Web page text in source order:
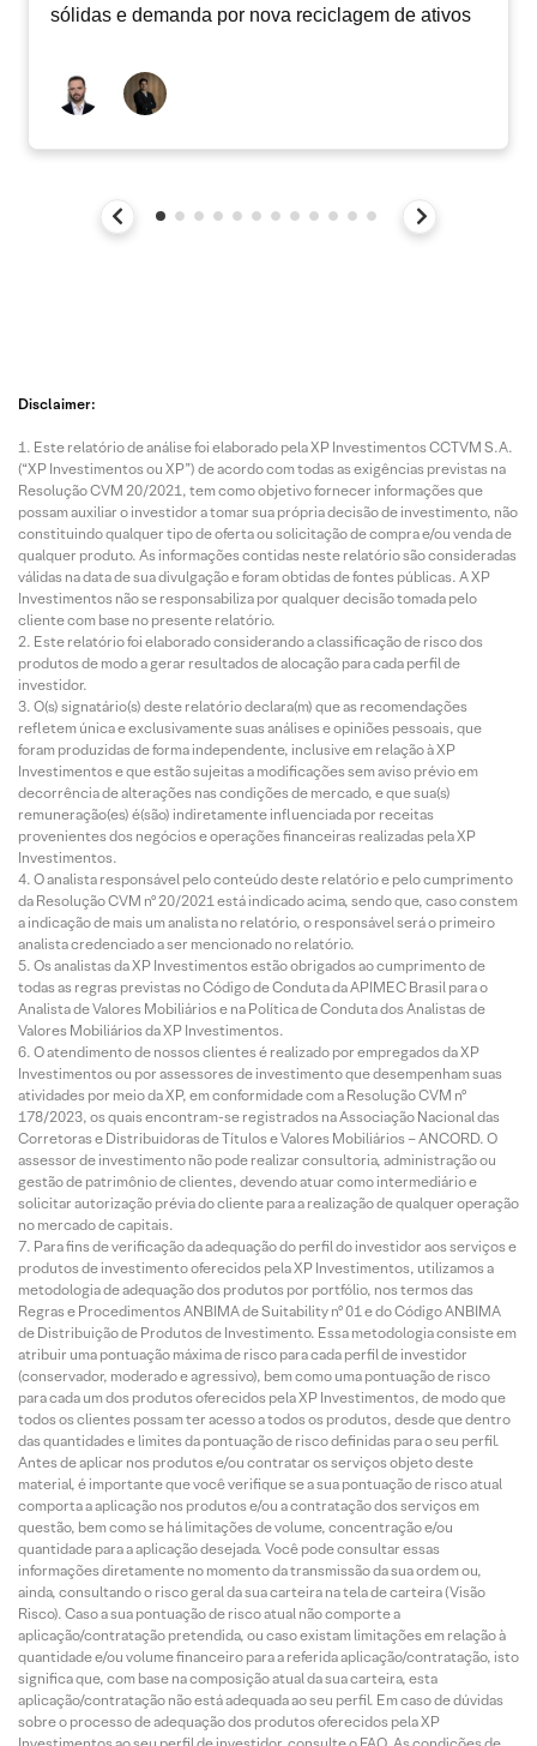
sólidas e demanda por nova reciclagem de ativos
Disclaimer:
Este relatório de análise foi elaborado pela XP Investimentos CCTVM S.A.
(“XP Investimentos ou XP”) de acordo com todas as exigências previstas na
Resolução CVM 20/2021, tem como objetivo fornecer informações que
possam auxiliar o investidor a tomar sua própria decisão de investimento, não
constituindo qualquer tipo de oferta ou solicitação de compra e/ou venda de
qualquer produto. As informações contidas neste relatório são consideradas
válidas na data de sua divulgação e foram obtidas de fontes públicas. A XP
Investimentos não se responsabiliza por qualquer decisão tomada pelo
cliente com base no presente relatório.
Este relatório foi elaborado considerando a classificação de risco dos
produtos de modo a gerar resultados de alocação para cada perfil de
investidor.
O(s) signatário(s) deste relatório declara(m) que as recomendações
refletem única e exclusivamente suas análises e opiniões pessoais, que
foram produzidas de forma independente, inclusive em relação à XP
Investimentos e que estão sujeitas a modificações sem aviso prévio em
decorrência de alterações nas condições de mercado, e que sua(s)
remuneração(es) é(são) indiretamente influenciada por receitas
provenientes dos negócios e operações financeiras realizadas pela XP
Investimentos.
O analista responsável pelo conteúdo deste relatório e pelo cumprimento
da Resolução CVM nº 20/2021 está indicado acima, sendo que, caso constem
a indicação de mais um analista no relatório, o responsável será o primeiro
analista credenciado a ser mencionado no relatório.
Os analistas da XP Investimentos estão obrigados ao cumprimento de
todas as regras previstas no Código de Conduta da APIMEC Brasil para o
Analista de Valores Mobiliários e na Política de Conduta dos Analistas de
Valores Mobiliários da XP Investimentos.
O atendimento de nossos clientes é realizado por empregados da XP
Investimentos ou por assessores de investimento que desempenham suas
atividades por meio da XP, em conformidade com a Resolução CVM nº
178/2023, os quais encontram-se registrados na Associação Nacional das
Corretoras e Distribuidoras de Títulos e Valores Mobiliários – ANCORD. O
assessor de investimento não pode realizar consultoria, administração ou
gestão de patrimônio de clientes, devendo atuar como intermediário e
solicitar autorização prévia do cliente para a realização de qualquer operação
no mercado de capitais.
Para fins de verificação da adequação do perfil do investidor aos serviços e
produtos de investimento oferecidos pela XP Investimentos, utilizamos a
metodologia de adequação dos produtos por portfólio, nos termos das
Regras e Procedimentos ANBIMA de Suitability nº 01 e do Código ANBIMA
de Distribuição de Produtos de Investimento. Essa metodologia consiste em
atribuir uma pontuação máxima de risco para cada perfil de investidor
(conservador, moderado e agressivo), bem como uma pontuação de risco
para cada um dos produtos oferecidos pela XP Investimentos, de modo que
todos os clientes possam ter acesso a todos os produtos, desde que dentro
das quantidades e limites da pontuação de risco definidas para o seu perfil.
Antes de aplicar nos produtos e/ou contratar os serviços objeto deste
material, é importante que você verifique se a sua pontuação de risco atual
comporta a aplicação nos produtos e/ou a contratação dos serviços em
questão, bem como se há limitações de volume, concentração e/ou
quantidade para a aplicação desejada. Você pode consultar essas
informações diretamente no momento da transmissão da sua ordem ou,
ainda, consultando o risco geral da sua carteira na tela de carteira (Visão
Risco). Caso a sua pontuação de risco atual não comporte a
aplicação/contratação pretendida, ou caso existam limitações em relação à
quantidade e/ou volume financeiro para a referida aplicação/contratação, isto
significa que, com base na composição atual da sua carteira, esta
aplicação/contratação não está adequada ao seu perfil. Em caso de dúvidas
sobre o processo de adequação dos produtos oferecidos pela XP